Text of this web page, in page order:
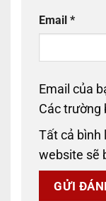
Email *
Email của
Các trường
Tất cả bình
website sẽ